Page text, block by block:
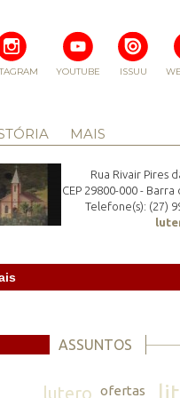
ISSUU
YOUTUBE
MAIS
Rua Rivair Pires
CEP 29800-000 - Barra
Telefone(s): (27)
ASSUNTOS
lutero ofertas